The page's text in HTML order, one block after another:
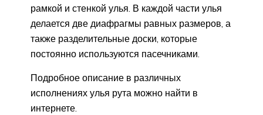
рамкой и стенкой улья. В каждой части улья
делается две диафрагмы равных размеров, а
также разделительные доски, которые
постоянно используются пасечниками.
Подробное описание в различных
исполнениях улья рута можно найти в
интернете.